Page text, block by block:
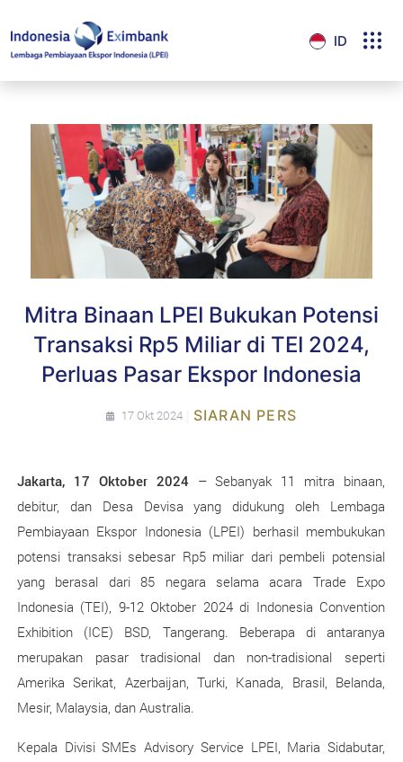
ID
Mitra Binaan LPEI Bukukan Potensi
Transaksi Rp5 Miliar di TEI 2024,
Perluas Pasar Ekspor Indonesia
17 Okt 2024 SIARAN PERS
Jakarta, 17 Oktober 2024 – Sebanyak 11 mitra binaan,
debitur, dan Desa Devisa yang didukung oleh Lembaga
Pembiayaan Ekspor Indonesia (LPEI) berhasil membukukan
potensi transaksi sebesar Rp5 miliar dari pembeli potensial
yang berasal dari 85 negara selama acara Trade Expo
Indonesia (TEI), 9-12 Oktober 2024 di Indonesia Convention
Exhibition (ICE) BSD, Tangerang. Beberapa di antaranya
merupakan pasar tradisional dan non-tradisional seperti
Amerika Serikat, Azerbaijan, Turki, Kanada, Brasil, Belanda,
Mesir, Malaysia, dan Australia.
Kepala Divisi SMEs Advisory Service LPEI, Maria Sidabutar,